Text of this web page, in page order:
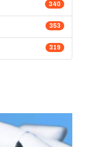
340
353
319